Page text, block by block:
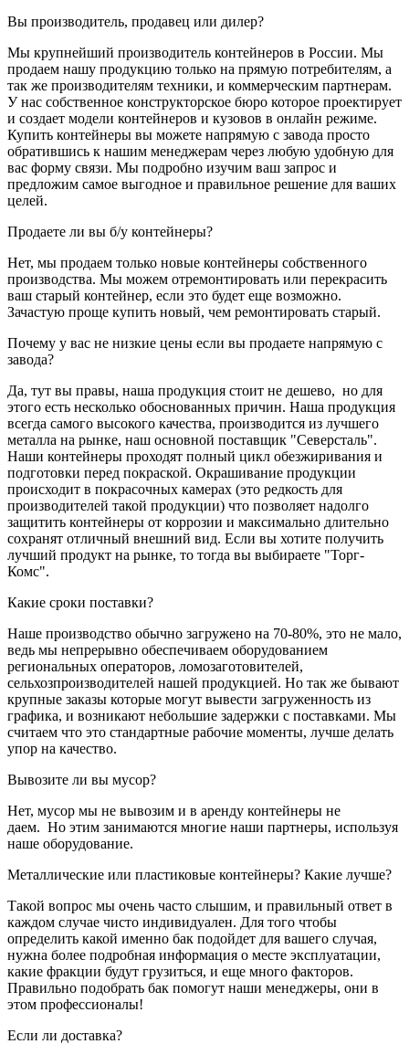
Вы производитель, продавец или дилер?
Мы крупнейший производитель контейнеров в России. Мы
продаем нашу продукцию только на прямую потребителям, а
так же производителям техники, и коммерческим партнерам.
У нас собственное конструкторское бюро которое проектирует
и создает модели контейнеров и кузовов в онлайн режиме.
Купить контейнеры вы можете напрямую с завода просто
обратившись к нашим менеджерам через любую удобную для
вас форму связи. Мы подробно изучим ваш запрос и
предложим самое выгодное и правильное решение для ваших
целей.
Продаете ли вы б/у контейнеры?
Нет, мы продаем только новые контейнеры собственного
производства. Мы можем отремонтировать или перекрасить
ваш старый контейнер, если это будет еще возможно.
Зачастую проще купить новый, чем ремонтировать старый.
Почему у вас не низкие цены если вы продаете напрямую с
завода?
Да, тут вы правы, наша продукция стоит не дешево, но для
этого есть несколько обоснованных причин. Наша продукция
всегда самого высокого качества, производится из лучшего
металла на рынке, наш основной поставщик "Северсталь".
Наши контейнеры проходят полный цикл обезжиривания и
подготовки перед покраской. Окрашивание продукции
происходит в покрасочных камерах (это редкость для
производителей такой продукции) что позволяет надолго
защитить контейнеры от коррозии и максимально длительно
сохранят отличный внешний вид. Если вы хотите получить
лучший продукт на рынке, то тогда вы выбираете "Торг-
Комс".
Какие сроки поставки?
Наше производство обычно загружено на 70-80%, это не мало,
ведь мы непрерывно обеспечиваем оборудованием
региональных операторов, ломозаготовителей,
сельхозпроизводителей нашей продукцией. Но так же бывают
крупные заказы которые могут вывести загруженность из
графика, и возникают небольшие задержки с поставками. Мы
считаем что это стандартные рабочие моменты, лучше делать
упор на качество.
Вывозите ли вы мусор?
Нет, мусор мы не вывозим и в аренду контейнеры не
даем. Но этим занимаются многие наши партнеры, используя
наше оборудование.
Металлические или пластиковые контейнеры? Какие лучше?
Такой вопрос мы очень часто слышим, и правильный ответ в
каждом случае чисто индивидуален. Для того чтобы
определить какой именно бак подойдет для вашего случая,
нужна более подробная информация о месте эксплуатации,
какие фракции будут грузиться, и еще много факторов.
Правильно подобрать бак помогут наши менеджеры, они в
этом профессионалы!
Если ли доставка?